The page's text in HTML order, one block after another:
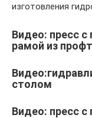
изготовления
Видео: пресс
рамой из
столом
Видео: пресс